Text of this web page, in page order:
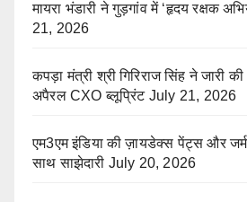
मायरा भंडारी ने गुड़गांव में ‘हृदय रक्षक
21, 2026
कपड़ा मंत्री श्री गिरिराज सिंह ने जारी
अपैरल CXO ब्लूप्रिंट July 21, 2026
एम3एम इंडिया की ज़ायडेक्स पेंट्स और
साथ साझेदारी July 20, 2026